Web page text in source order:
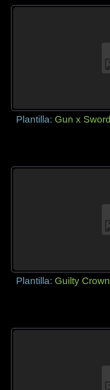
Plantilla: Gun x Sword
Plantilla: Guilty Crown